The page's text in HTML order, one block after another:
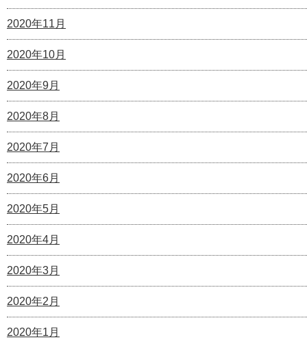
2020年11月
2020年10月
2020年9月
2020年8月
2020年7月
2020年6月
2020年5月
2020年4月
2020年3月
2020年2月
2020年1月